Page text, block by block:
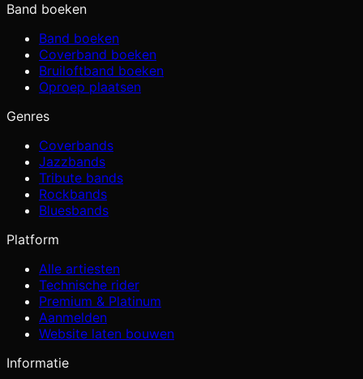
Band boeken
Band boeken
Coverband boeken
Bruiloftband boeken
Oproep plaatsen
Genres
Coverbands
Jazzbands
Tribute bands
Rockbands
Bluesbands
Platform
Alle artiesten
Technische rider
Premium & Platinum
Aanmelden
Website laten bouwen
Informatie